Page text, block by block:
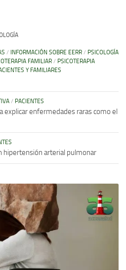
/ INFORMACIÓN SOBRE EERR / PSICOLOGÍA
FAMILIAR / PSICOTERAPIA
Y FAMILIARES
/ PACIENTES
explicar enfermedades raras como el
hipertensión arterial pulmonar